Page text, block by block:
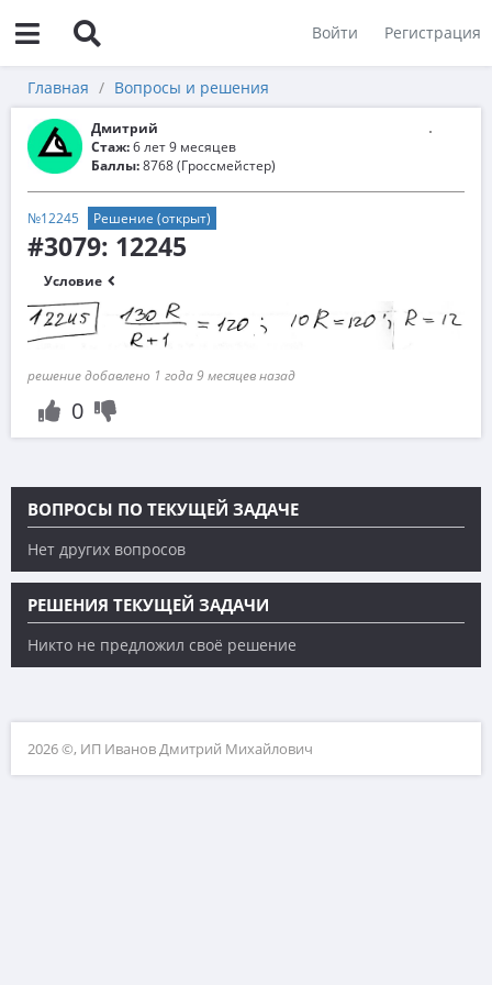
Войти Регистрация
Главная Вопросы и решения
Дмитрий
Стаж:6 лет 9 месяцев
Баллы:8768 (Гроссмейстер)
№12245 Решение (открыт)
#3079: 12245
Условие
решение добавлено 1 года 9 месяцев назад
0
ВОПРОСЫ ПО ТЕКУЩЕЙ ЗАДАЧЕ
Нет других вопросов
РЕШЕНИЯ ТЕКУЩЕЙ ЗАДАЧИ
Никто не предложил своё решение
2026 ©, ИП Иванов Дмитрий Михайлович